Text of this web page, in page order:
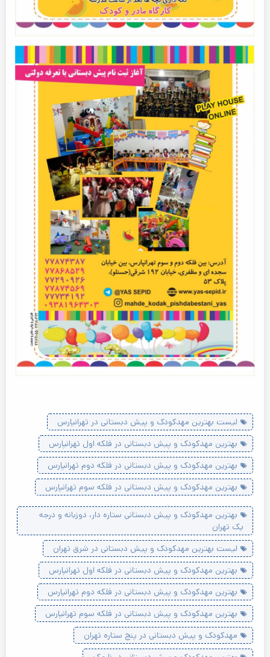
لیست بهترین مهدکودک و پیش دبستانی در تهرانپارس
بهترین مهدکودک و پیش دبستانی در فلکه اول تهرانپارس
بهترین مهدکودک و پیش دبستانی در فلکه دوم تهرانپارس
بهترین مهدکودک و پیش دبستانی در فلکه سوم تهرانپارس
بهترین مهدکودک و پیش دبستانی ستاره دار، دوزبانه و درجه
یک تهران
لیست بهترین مهدکودک و پیش دبستانی در شرق تهران
بهترین مهدکودک و پیش دبستانی در فلکه اول تهرانپارس
بهترین مهدکودک و پیش دبستانی در فلکه دوم تهرانپارس
بهترین مهدکودک و پیش دبستانی در فلکه سوم تهرانپارس
مهدکودک و پیش دبستانی در پنج ستاره تهران